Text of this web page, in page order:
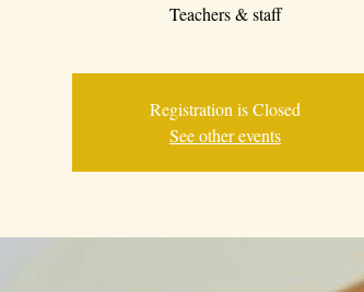
Teachers & staff
Registration is Closed
See other events